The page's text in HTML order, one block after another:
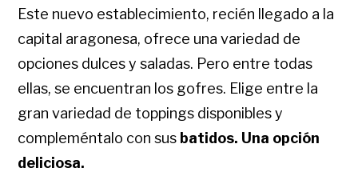
Este nuevo establecimiento, recién llegado a la
capital aragonesa, ofrece una variedad de
opciones dulces y saladas. Pero entre todas
ellas, se encuentran los gofres. Elige entre la
gran variedad de toppings disponibles y
compleméntalo con sus batidos. Una opción
deliciosa.